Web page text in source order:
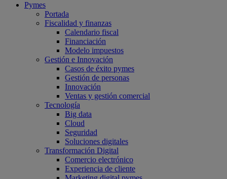
Pymes
Portada
Fiscalidad y finanzas
Calendario fiscal
Financiación
Modelo impuestos
Gestión e Innovación
Casos de éxito pymes
Gestión de personas
Innovación
Ventas y gestión comercial
Tecnología
Big data
Cloud
Seguridad
Soluciones digitales
Transformación Digital
Comercio electrónico
Experiencia de cliente